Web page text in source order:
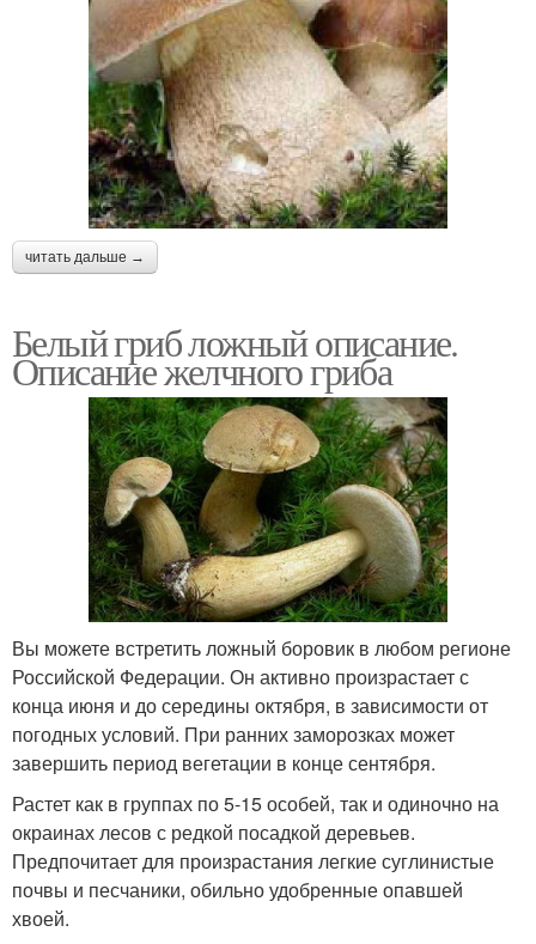
читать дальше →
Белый гриб ложный описание.
Описание желчного гриба
Вы можете встретить ложный боровик в любом регионе
Российской Федерации. Он активно произрастает с
конца июня и до середины октября, в зависимости от
погодных условий. При ранних заморозках может
завершить период вегетации в конце сентября.
Растет как в группах по 5-15 особей, так и одиночно на
окраинах лесов с редкой посадкой деревьев.
Предпочитает для произрастания легкие суглинистые
почвы и песчаники, обильно удобренные опавшей
хвоей.